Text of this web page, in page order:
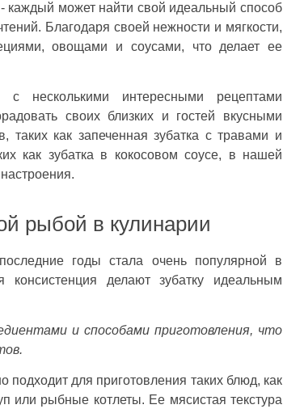
каждый может найти свой идеальный способ
Благодаря своей нежности и мягкости,
овощами и соусами, что делает ее
несколькими интересными рецептами
своих близких и гостей вкусными
таких как запеченная зубатка с травами и
как зубатка в кокосовом соусе, в нашей
рыбой в кулинарии
годы стала очень популярной в
делают зубатку идеальным
и способами приготовления, что
подходит для приготовления таких блюд, как
рыбные котлеты. Ее мясистая текстура